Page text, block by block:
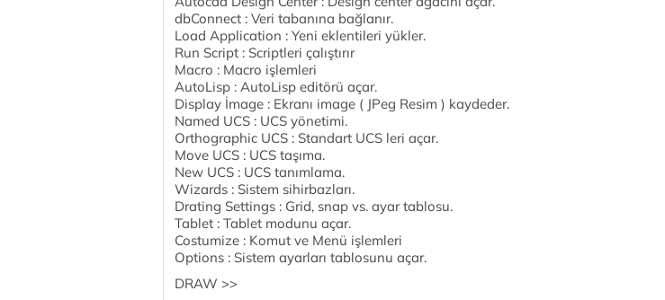
dbConnect : Veri tabanına bağlanır.
Load Application : Yeni eklentileri yükler.
Run Script : Scriptleri çalıştırır
Macro : Macro işlemleri
AutoLisp : AutoLisp editörü açar.
Display İmage : Ekranı image ( JPeg Resim ) kaydeder.
Named UCS : UCS yönetimi.
Orthographic UCS : Standart UCS leri açar.
Move UCS : UCS taşıma.
New UCS : UCS tanımlama.
Wizards : Sistem sihirbazları.
Drating Settings : Grid, snap vs. ayar tablosu.
Tablet : Tablet modunu açar.
Costumize : Komut ve Menü işlemleri
Options : Sistem ayarları tablosunu açar.
DRAW >>